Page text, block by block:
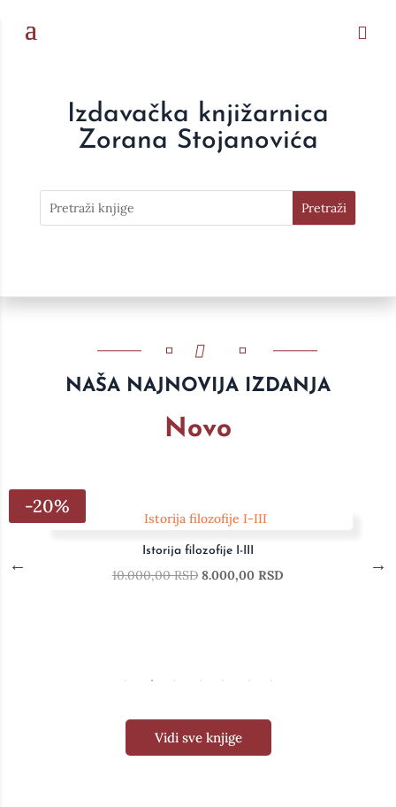
Izdavačka knjižarnica
Zorana Stojanovića
NAŠA NAJNOVIJA IZDANJA
Novo
-20%
Istorija filozofije I-III
10.000,00RSD 8.000,00 RSD
Vidi sve knjige